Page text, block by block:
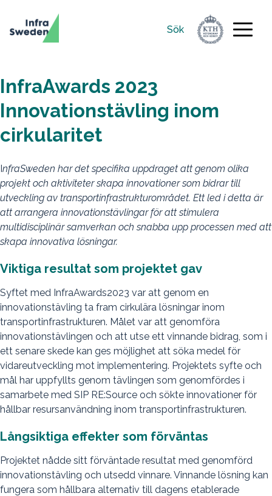
Sök
Sök
efter:
InfraAwards 2023
Innovationstävling inom
cirkularitet
InfraSweden har det specifika uppdraget att genom olika
projekt och aktiviteter skapa innovationer som bidrar till
utveckling av transportinfrastrukturområdet. Ett led i detta är
att arrangera innovationstävlingar för att stimulera
multidisciplinär samverkan och snabba upp processen med att
skapa innovativa lösningar.
Viktiga resultat som projektet gav
Syftet med InfraAwards2023 var att genom en
innovationstävling ta fram cirkulära lösningar inom
transportinfrastrukturen. Målet var att genomföra
innovationstävlingen och att utse ett vinnande bidrag, som i
ett senare skede kan ges möjlighet att söka medel för
vidareutveckling mot implementering. Projektets syfte och
mål har uppfyllts genom tävlingen som genomfördes i
samarbete med SIP RE:Source och sökte innovationer för
hållbar resursanvändning inom transportinfrastrukturen.
Långsiktiga effekter som förväntas
Projektet nådde sitt förväntade resultat med genomförd
innovationstävling och utsedd vinnare. Vinnande lösning kan
fungera som hållbara alternativ till dagens etablerade